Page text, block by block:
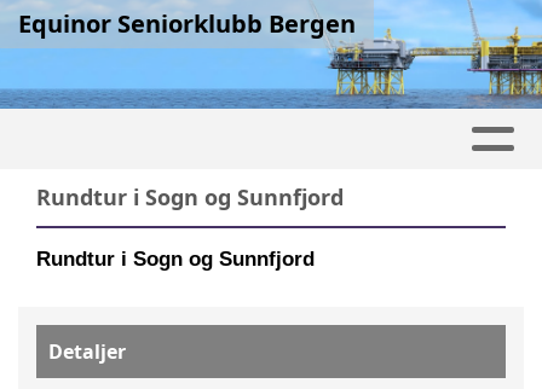
Equinor Seniorklubb Bergen
Rundtur i Sogn og Sunnfjord
Rundtur i Sogn og Sunnfjord
Detaljer